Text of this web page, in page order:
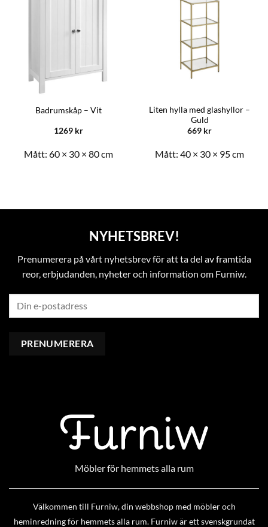
Badrumskåp – Vit
1269 kr
Mått: 60 × 30 × 80 cm
Liten hylla med glashyllor –
Guld
669 kr
Mått: 40 × 30 × 95 cm
NYHETSBREV!
Prenumerera på vårt nyhetsbrev för att ta del av framtida
reor, erbjudanden, nyheter och information om Furniw.
Möbler för hemmets alla rum
Välkommen till Furniw, din webbshop med möbler och
heminredning för hemmets alla rum. Furniw är ett svenskgrundat